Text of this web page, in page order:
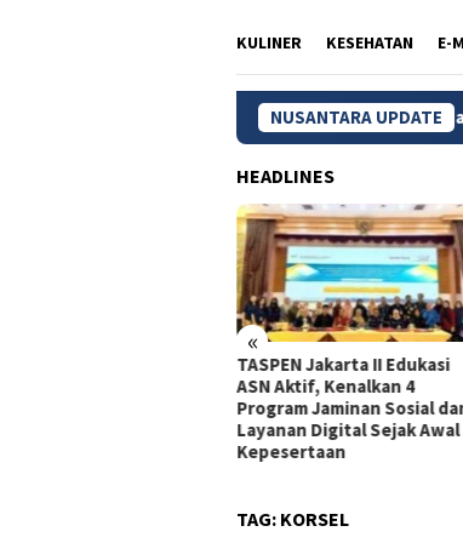
KULINER KESEHATAN E-
NUSANTARA UPDATE
Kebakaran Bromo
HEADLINES
«
TASPEN Jakarta II Edukasi
ASN Aktif, Kenalkan 4
Program Jaminan Sosial
Layanan Digital Sejak Awal
Kepesertaan
TAG: KORSEL